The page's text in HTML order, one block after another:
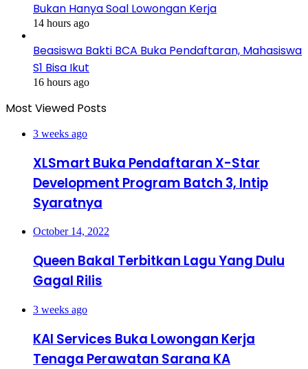
Bukan Hanya Soal Lowongan Kerja
14 hours ago
Beasiswa Bakti BCA Buka Pendaftaran, Mahasiswa
S1 Bisa Ikut
16 hours ago
Most Viewed Posts
3 weeks ago
XLSmart Buka Pendaftaran X-Star
Development Program Batch 3, Intip
Syaratnya
October 14, 2022
Queen Bakal Terbitkan Lagu Yang Dulu
Gagal Rilis
3 weeks ago
KAI Services Buka Lowongan Kerja
Tenaga Perawatan Sarana KA